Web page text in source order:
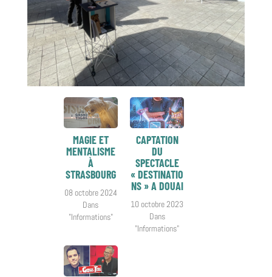
MAGIE ET
MENTALISME
À
STRASBOURG
08 octobre 2024
Dans
"Informations"
CAPTATION
DU
SPECTACLE
« DESTINATIO
NS » A DOUAI
10 octobre 2023
Dans
"Informations"